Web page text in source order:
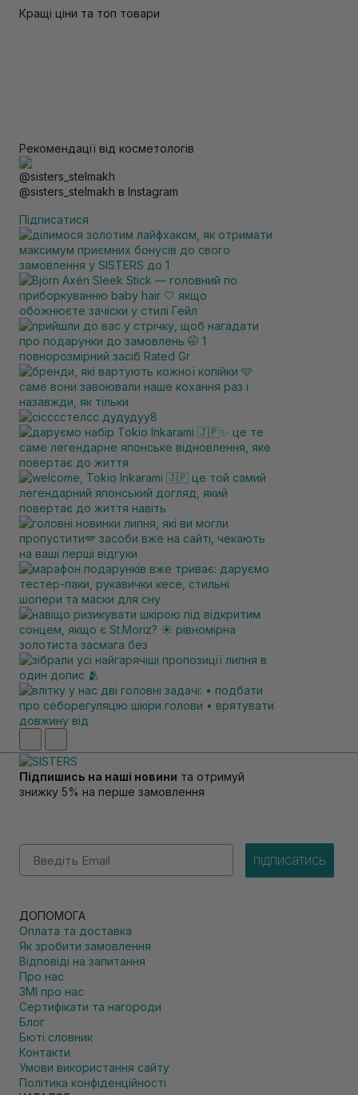
Кращі ціни та топ товари
Рекомендації від косметологів
@sisters_stelmakh в Instagram
Підписатися
Підпишись на наші новини та отримуй
знижку 5% на перше замовлення
Email
підписатись
ДОПОМОГА
Оплата та доставка
Як зробити замовлення
Відповіді на запитання
Про нас
ЗМІ про нас
Сертифікати та нагороди
Блог
Бюті словник
Контакти
Умови використання сайту
Політика конфіденційності